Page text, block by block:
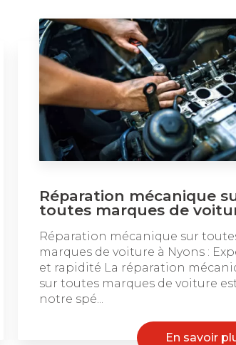
Réparation mécanique
toutes marques de
Réparation mécanique sur
marques de voiture à Nyons :
et rapidité La réparation
sur toutes marques de voiture
notre spé...
En savoir